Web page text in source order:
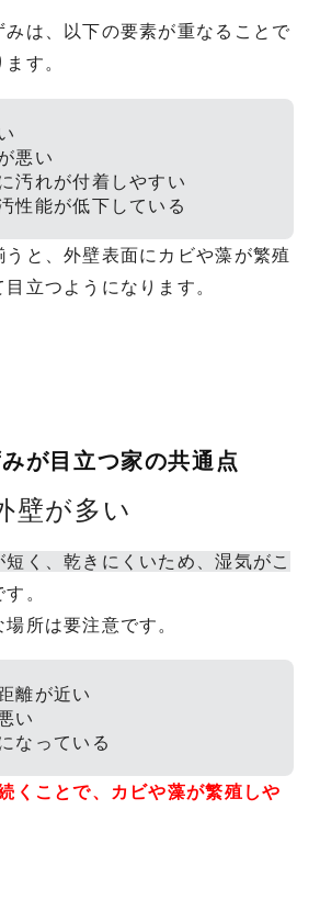
は、以下の要素が重なることで
す。
悪い
汚れが付着しやすい
性能が低下している
うと、外壁表面にカビや藻が繁殖
立つようになります。
が目立つ家の共通点
が多い
短く、乾きにくいため、湿気がこ
す。
所は要注意です。
離が近い
い
なっている
くことで、カビや藻が繁殖しや